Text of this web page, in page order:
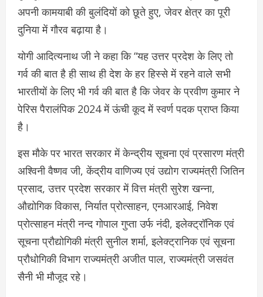
अपनी कामयाबी की बुलंदियों को छूते हुए, जेवर क्षेत्र का पूरी
दुनिया में गौरव बढ़ाया है।
योगी आदित्यनाथ जी ने कहा कि “यह उत्तर प्रदेश के लिए तो
गर्व की बात है ही साथ ही देश के हर हिस्से में रहने वाले सभी
भारतीयों के लिए भी गर्व की बात है कि जेवर के प्रवीण कुमार ने
पेरिस पैरालंपिक 2024 में ऊंची कूद में स्वर्ण पदक प्राप्त किया
है।
इस मौके पर भारत सरकार में केन्द्रीय सूचना एवं प्रसारण मंत्री
अश्विनी वैष्णव जी, केंद्रीय वाणिज्य एवं उद्योग राज्यमंत्री जितिन
प्रसाद, उत्तर प्रदेश सरकार में वित्त मंत्री सुरेश खन्ना,
औद्योगिक विकास, निर्यात प्रोत्साहन, एनआरआई, निवेश
प्रोत्साहन मंत्री नन्द गोपाल गुप्ता उर्फ नंदी, इलेक्ट्रॉनिक एवं
सूचना प्रौद्योगिकी मंत्री सुनील शर्मा, इलेक्ट्रानिक एवं सूचना
प्रौधोगिकी विभाग राज्यमंत्री अजीत पाल, राज्यमंत्री जसवंत
सैनी भी मौजूद रहे।